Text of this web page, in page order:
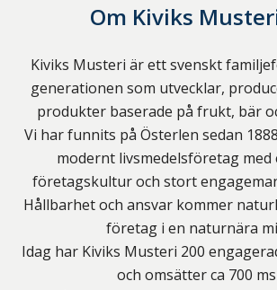
Om Kiviks
Kiviks Musteri är ett svenskt
generationen som utvecklar,
produkter baserade på frukt, bär
Vi har funnits på Österlen sedan
modernt livsmedelsföretag med
företagskultur och stort
Hållbarhet och ansvar kommer
företag i en naturnära
Idag har Kiviks Musteri 200
och omsätter ca 700